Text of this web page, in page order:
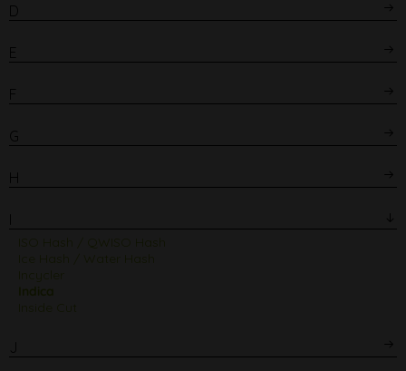
D
E
F
G
H
I
ISO Hash / QWISO Hash
Ice Hash / Water Hash
Incycler
Indica
Inside Cut
J